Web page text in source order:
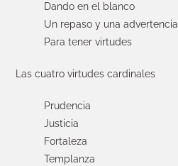
Dando en el blanco
Un repaso y una advertencia
Para tener virtudes
Las cuatro virtudes cardinales
Prudencia
Justicia
Fortaleza
Templanza